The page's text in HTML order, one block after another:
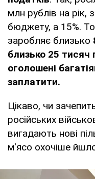
млн рублів на рік,
бюджету, а 15%.
заробляє близько
близько 25 тисяч
оголошені
заплатити.
Цікаво, чи
російських
вигадають нові
м'ясо охочіше